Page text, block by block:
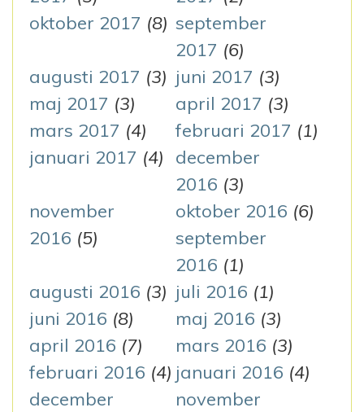
oktober 2017 (8) september
2017 (6)
augusti 2017 (3) juni 2017 (3)
maj 2017 (3) april 2017 (3)
mars 2017 (4) februari 2017 (1)
januari 2017 (4)
december
2016 (3)
november
2016 (5)
oktober 2016 (6)
september
2016 (1)
augusti 2016 (3) juli 2016 (1)
juni 2016 (8) maj 2016 (3)
april 2016 (7) mars 2016 (3)
februari 2016 (4) januari 2016 (4)
december
november